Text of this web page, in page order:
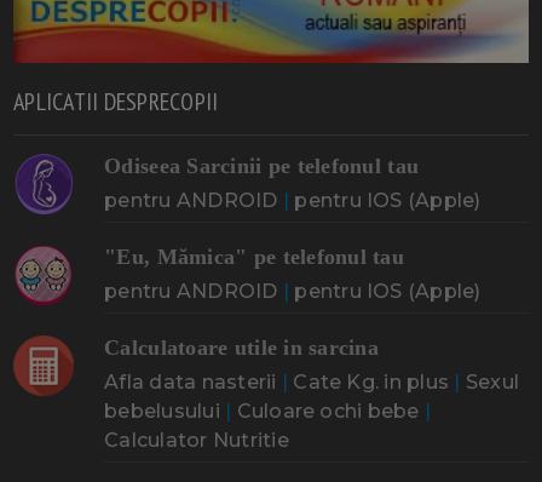
APLICATII DESPRECOPII
Odiseea Sarcinii pe telefonul tau
pentru ANDROID | pentru IOS (Apple)
"Eu, Mămica" pe telefonul tau
pentru ANDROID | pentru IOS (Apple)
Calculatoare utile in sarcina
Afla data nasterii | Cate Kg. in plus | Sexul
bebelusului | Culoare ochi bebe |
Calculator Nutritie